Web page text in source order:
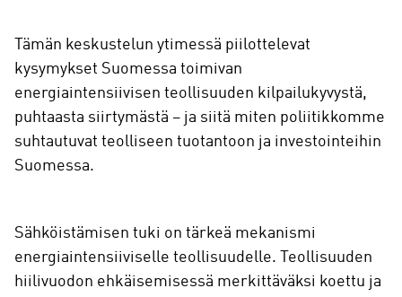
Tämän keskustelun ytimessä piilottelevat
kysymykset Suomessa toimivan
energiaintensiivisen teollisuuden kilpailukyvystä,
puhtaasta siirtymästä – ja siitä miten poliitikkomme
suhtautuvat teolliseen tuotantoon ja investointeihin
Suomessa.
Sähköistämisen tuki on tärkeä mekanismi
energiaintensiiviselle teollisuudelle. Teollisuuden
hiilivuodon ehkäisemisessä merkittäväksi koettu ja